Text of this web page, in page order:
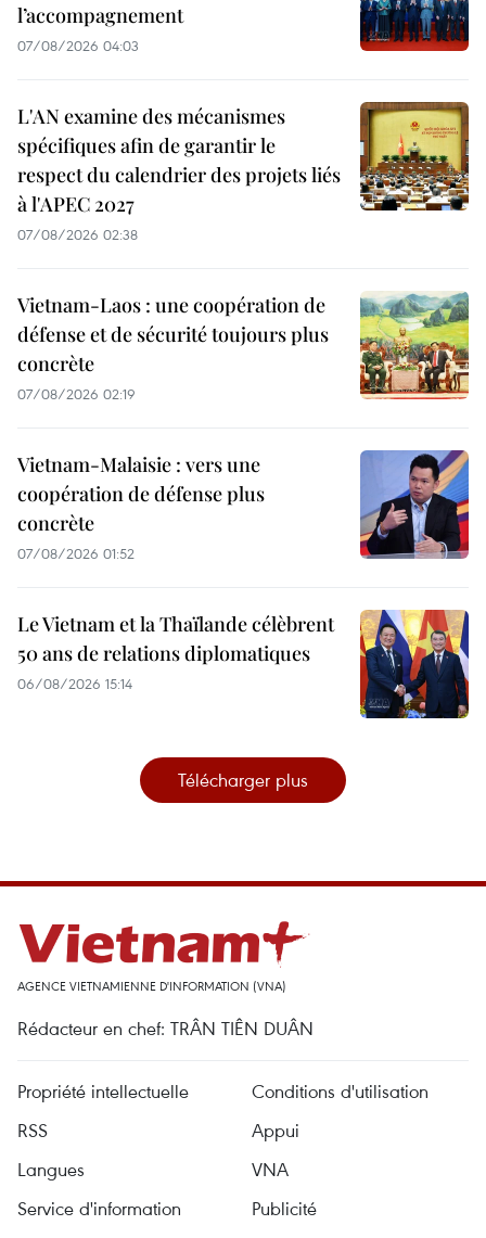
l’accompagnement
07/08/2026 04:03
L'AN examine des mécanismes
spécifiques afin de garantir le
respect du calendrier des projets liés
à l'APEC 2027
07/08/2026 02:38
Vietnam-Laos : une coopération de
défense et de sécurité toujours plus
concrète
07/08/2026 02:19
Vietnam-Malaisie : vers une
coopération de défense plus
concrète
07/08/2026 01:52
Le Vietnam et la Thaïlande célèbrent
50 ans de relations diplomatiques
06/08/2026 15:14
Télécharger plus
AGENCE VIETNAMIENNE D'INFORMATION (VNA)
Rédacteur en chef: TRÂN TIÊN DUÂN
Propriété intellectuelle
Conditions d'utilisation
RSS
Appui
Langues
VNA
Service d'information
Publicité